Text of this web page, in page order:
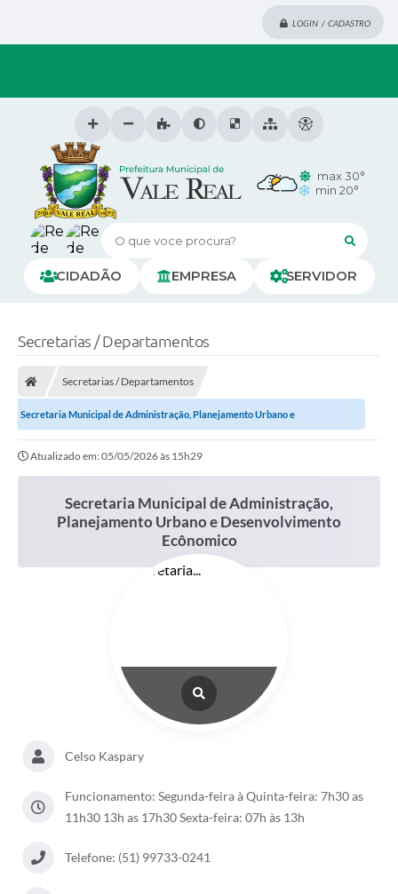
LOGIN / CADASTRO
O que voce procura?
CIDADÃO EMPRESA SERVIDOR
max 30°
min 20°
Secretarias / Departamentos
Secretarias / Departamentos
Secretaria Municipal de Administração, Planejamento Urbano e
Atualizado em: 05/05/2026 às 15h29
Secretaria Municipal de Administração,
Planejamento Urbano e Desenvolvimento
Ecônomico
Celso Kaspary
Funcionamento: Segunda-feira à Quinta-feira: 7h30 as
11h30 13h as 17h30 Sexta-feira: 07h às 13h
Telefone: (51) 99733-0241